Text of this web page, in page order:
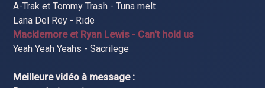
A-Trak et Tommy Trash - Tuna melt
Lana Del Rey - Ride
Macklemore et Ryan Lewis - Can't hold us
Yeah Yeah Yeahs - Sacrilege
Meilleure vidéo à message :